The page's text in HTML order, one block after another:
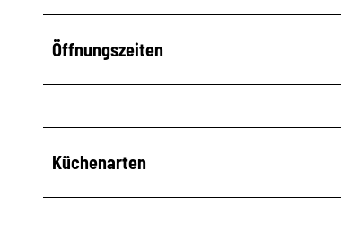
Öffnungszeiten
Küchenarten